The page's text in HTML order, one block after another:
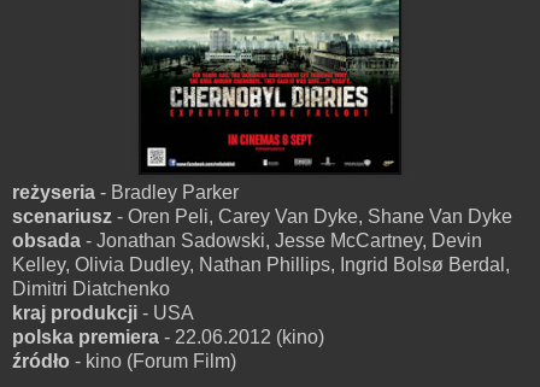
reżyseria - Bradley Parker
scenariusz - Oren Peli, Carey Van Dyke, Shane Van Dyke
obsada - Jonathan Sadowski, Jesse McCartney, Devin
Kelley, Olivia Dudley, Nathan Phillips, Ingrid Bolsø Berdal,
Dimitri Diatchenko
kraj produkcji - USA
polska premiera - 22.06.2012 (kino)
źródło - kino (Forum Film)